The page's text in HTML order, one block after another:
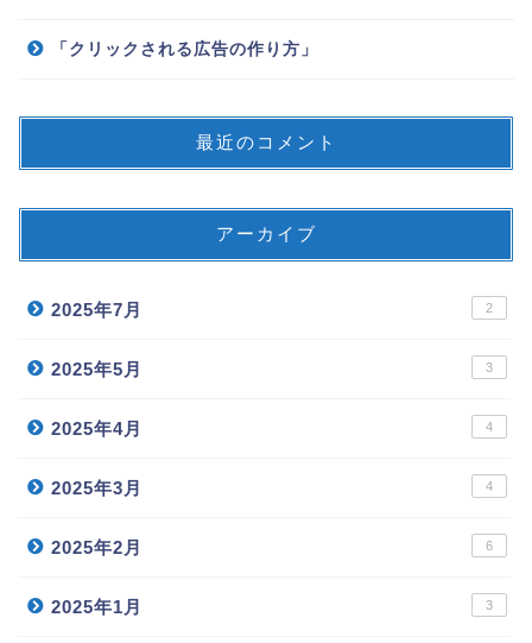
「クリックされる広告の作り方」
最近のコメント
アーカイブ
2025年7月 2
2025年5月 3
2025年4月 4
2025年3月 4
2025年2月 6
2025年1月 3